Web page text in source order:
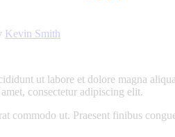
Kevin Smith
ut labore et dolore magna
consectetur adipiscing elit.
ut. Praesent finibus